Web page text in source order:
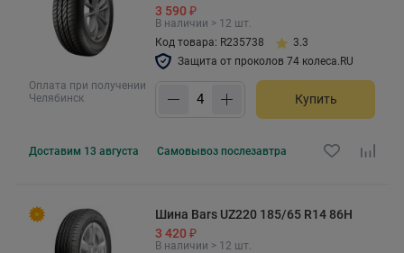
Оплата при получении
Челябинск
3 590 ₽
В наличии > 12 шт.
Код товара: R235738
3.3
Защита от проколов 74 колеса.RU
Купить
Доставим 13 августа Самовывоз послезавтра
Шина Bars UZ220 185/65 R14 86H
3 420 ₽
В наличии > 12 шт.